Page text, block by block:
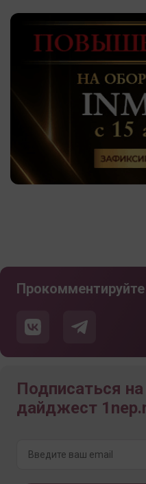
Подписаться
дайджест